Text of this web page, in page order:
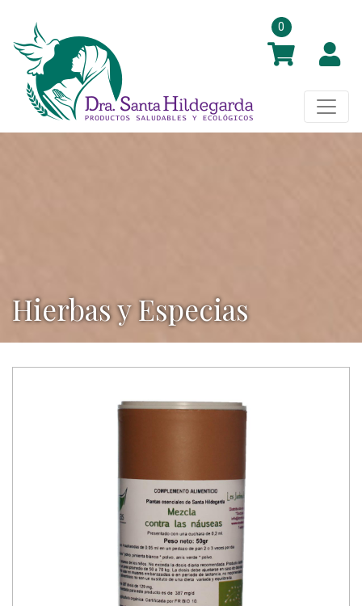
0
Hierbas y Especias